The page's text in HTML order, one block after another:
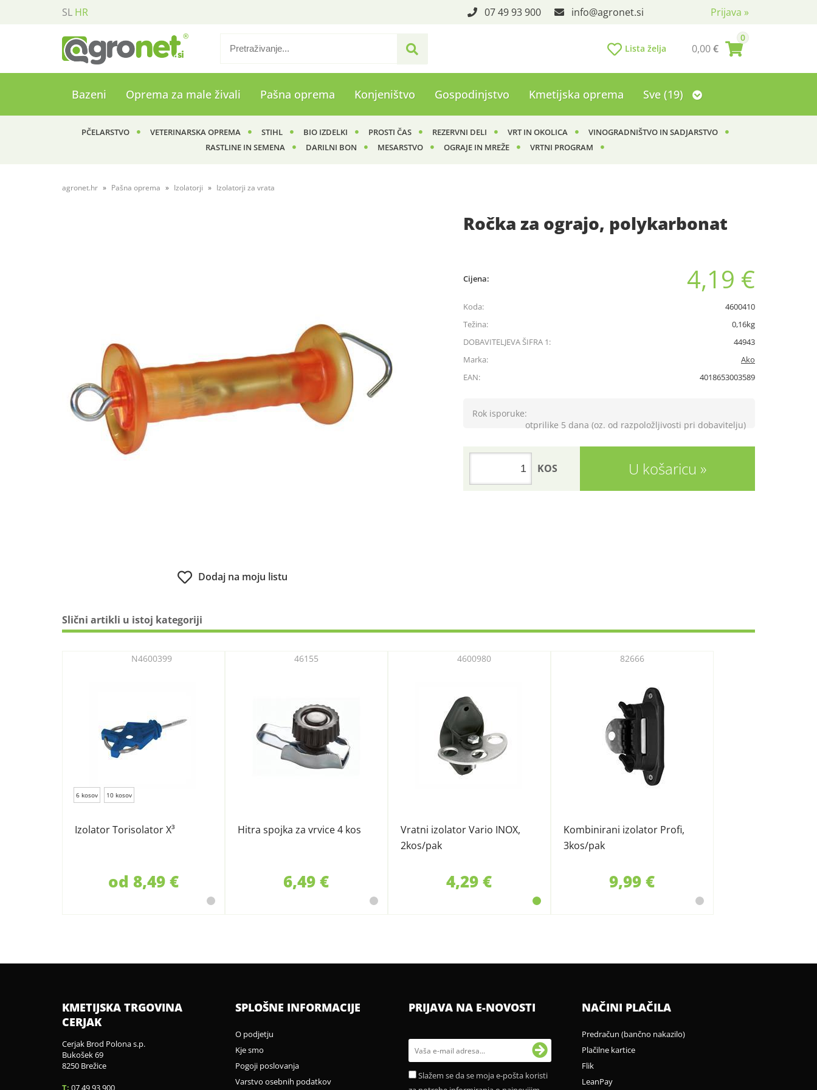
SL HR Prijava »
07 49 93 900 info agronet.si
0
0,00€
Lista želja
Bazeni Oprema za male živali Pašna oprema Konjeništvo Gospodinjstvo Kmetijska oprema Sve (19)
PČELARSTVO VETERINARSKA OPREMA STIHL BIO IZDELKI PROSTI ČAS REZERVNI DELI VRT IN OKOLICA
VINOGRADNIŠTVO IN SADJARSTVO
RASTLINE IN SEMENA
DARILNI BON MESARSTVO OGRAJE IN MREŽE VRTNI PROGRAM
agronet.hr Pašna oprema Izolatorji Izolatorji za vrata
Ročka za ograjo, polykarbonat
Dodaj na moju listu
Cijena: 4,19 €
Koda:
4600410
Težina:
0,16kg
DOBAVITELJEVA ŠIFRA 1:
44943
Marka:
Ako
EAN:
4018653003589
Rok isporuke:
otprilike 5 dana (oz. od razpoložljivosti pri dobavitelju)
U košaricu
KOS
Slični artikli u istoj kategoriji
6 kosov 10 kosov
Izolator Torisolator X³
N4600399
od 8,49 €
Hitra spojka za vrvice 4 kos
46155
6,49 €
Vratni izolator Vario INOX,
2kos/pak
4600980
4,29 €
Kombinirani izolator Profi,
3kos/pak
82666
9,99 €
KMETIJSKA TRGOVINA
CERJAK
Cerjak Brod Polona s.p.
Bukošek 69
8250 Brežice
T: 07 49 93 900
SPLOŠNE INFORMACIJE
O podjetju
Kje smo
Pogoji poslovanja
Varstvo osebnih podatkov
PRIJAVA NA E-NOVOSTI
Slažem se da se moja e-pošta koristi
NAČINI PLAČILA
Predračun (bančno nakazilo)
Plačilne kartice
Flik
LeanPay